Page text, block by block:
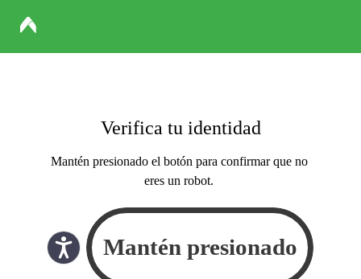
Verifica tu identidad
Mantén presionado el botón para confirmar que no
eres un robot.